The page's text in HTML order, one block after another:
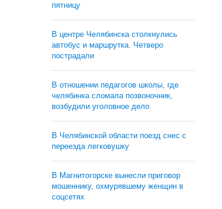
пятницу
В центре Челябинска столкнулись
автобус и маршрутка. Четверо
пострадали
В отношении педагогов школы, где
челябинка сломала позвоночник,
возбудили уголовное дело
В Челябинской области поезд снес с
переезда легковушку
В Магнитогорске вынесли приговор
мошеннику, охмурявшему женщин в
соцсетях